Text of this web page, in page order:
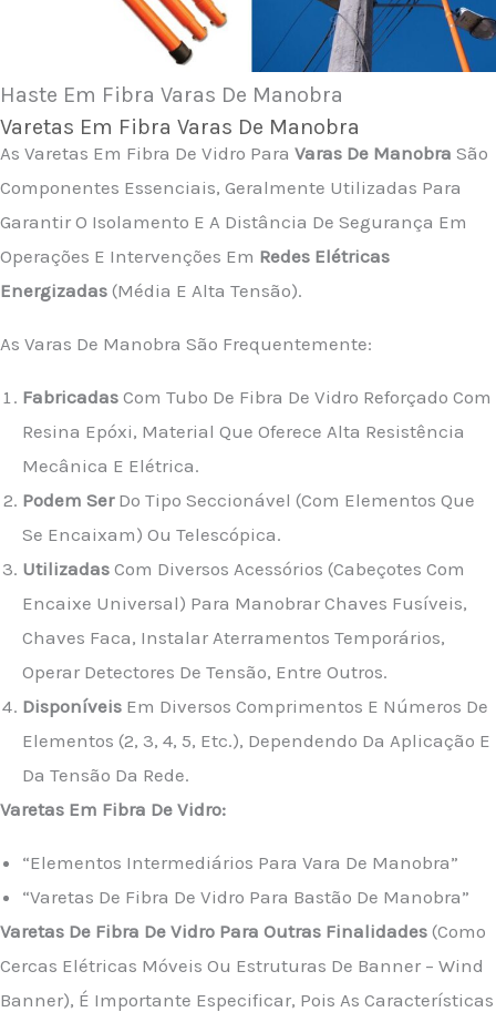
Haste Em Fibra Varas De Manobra
Varetas Em Fibra Varas De Manobra
As Varetas Em Fibra De Vidro Para Varas De Manobra São
Componentes Essenciais, Geralmente Utilizadas Para
Garantir O Isolamento E A Distância De Segurança Em
Operações E Intervenções Em Redes Elétricas
Energizadas (média E Alta Tensão).
As Varas De Manobra São Frequentemente:
Fabricadas Com Tubo De Fibra De Vidro Reforçado Com
Resina Epóxi, Material Que Oferece Alta Resistência
Mecânica E Elétrica.
Podem SerDo Tipo Seccionável (com Elementos Que
Se Encaixam) Ou Telescópica.
Utilizadas Com Diversos Acessórios (cabeçotes Com
Encaixe Universal) Para Manobrar Chaves Fusíveis,
Chaves Faca, Instalar Aterramentos Temporários,
Operar Detectores De Tensão, Entre Outros.
Disponíveis Em Diversos Comprimentos E Números De
Elementos (2, 3, 4, 5, Etc.), Dependendo Da Aplicação E
Da Tensão Da Rede.
Varetas Em Fibra De Vidro:
“Elementos Intermediários Para Vara De Manobra”
“Varetas De Fibra De Vidro Para Bastão De Manobra”
Varetas De Fibra De Vidro Para Outras Finalidades (como
Cercas Elétricas Móveis Ou Estruturas De Banner – Wind
Banner), É Importante Especificar, Pois As Características